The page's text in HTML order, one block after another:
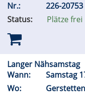
Nr.:
226-20753
Status:
Plätze frei
Langer Nähsamstag
Wann:
Samstag
Wo: